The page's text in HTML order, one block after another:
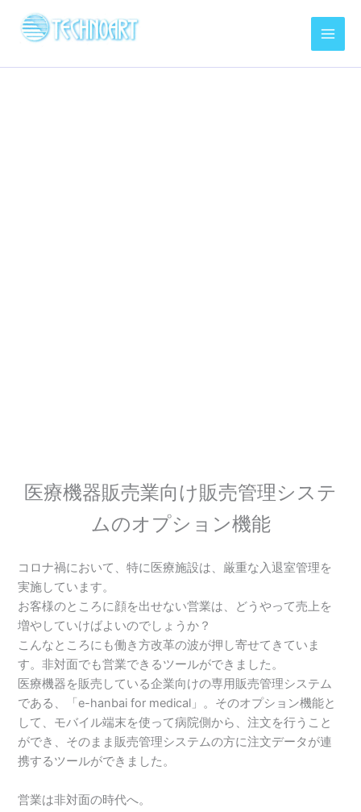
ス
医療機器販売業向け販売管理システ
ムのオプション機能
コロナ禍において、特に医療施設は、厳重な入退室管理を
実施しています。
お客様のところに顔を出せない営業は、どうやって売上を
増やしていけばよいのでしょうか？
こんなところにも働き方改革の波が押し寄せてきていま
す。非対面でも営業できるツールができました。
医療機器を販売している企業向けの専用販売管理システム
である、「e-hanbai for medical」。そのオプション機能と
して、モバイル端末を使って病院側から、注文を行うこと
ができ、そのまま販売管理システムの方に注文データが連
携するツールができました。
営業は非対面の時代へ。